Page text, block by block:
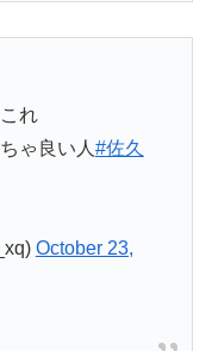
れ
ゃ良い人 #佐久
October 23,